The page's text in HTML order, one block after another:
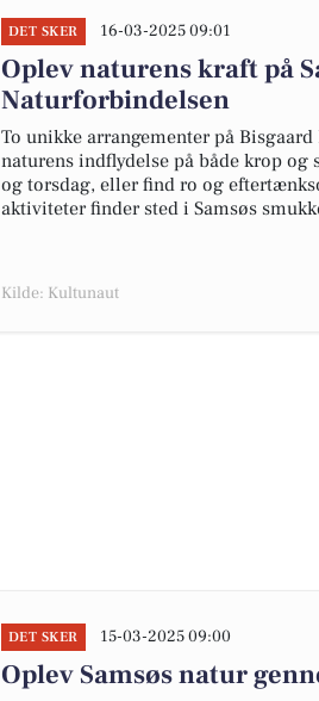
DET SKER 16-03-2025 09:01
Oplev naturens kraft på
Naturforbindelsen
To unikke arrangementer på
naturens indflydelse på både krop
og torsdag, eller find ro og
aktiviteter finder sted i Samsøs
Kilde: Kultunaut
DET SKER 15-03-2025 09:00
Oplev Samsøs natur